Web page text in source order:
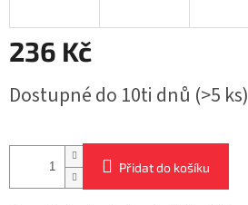
236 Kč
cena:
Dostupné do 10ti dnů (>5 ks)
Přidat do košíku